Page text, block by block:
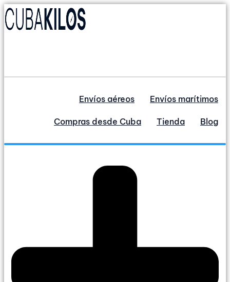
Ir
al
Envíos aéreos Envíos marítimos
Compras desde Cuba Tienda Blog